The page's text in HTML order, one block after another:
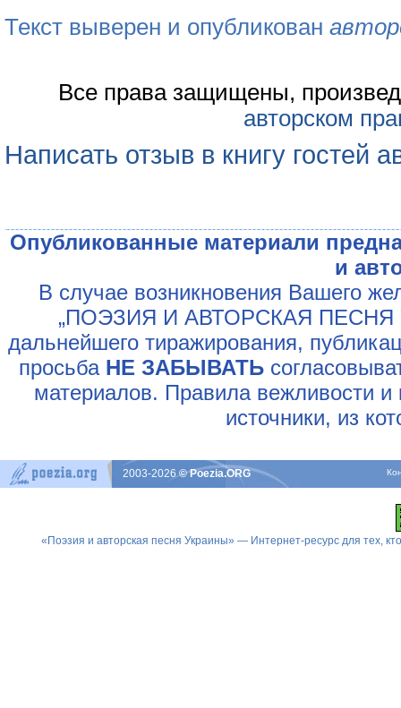
Текст выверен и опубликован
Все права защищены,
авторском
Написать отзыв в книгу гостей
Опубликованные материали
и
В случае возникновения Вашего
„ПОЭЗИЯ И АВТОРСКАЯ ПЕСНЯ
дальнейшего тиражирования,
просьба НЕ ЗАБЫВАТЬ
материалов. Правила вежливости и
источники, из
2003-2026© Poezia.ORG
«Поэзия и авторская песня Украины» — Интернет-ресурс для тех,